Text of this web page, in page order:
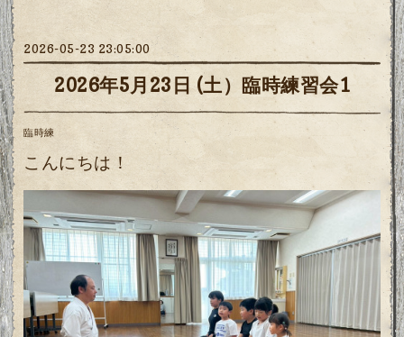
2026-05-23 23:05:00
2026年5月23日 (土）臨時練習会1
臨時練
こんにちは！